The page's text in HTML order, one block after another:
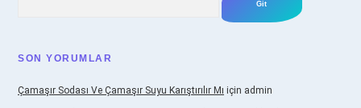
SON YORUMLAR
Çamaşır Sodası Ve Çamaşır Suyu Karıştırılır Mı için admin